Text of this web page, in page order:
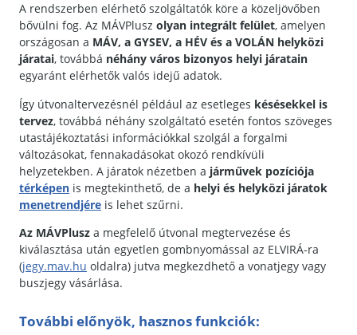
A rendszerben elérhető szolgáltatók köre a közeljövőben
bővülni fog. Az MÁVPlusz olyan integrált felület, amelyen
országosan a MÁV, a GYSEV, a HÉV és a VOLÁN helyközi
járatai, továbbá néhány város bizonyos helyi járatain
egyaránt elérhetők valós idejű adatok.
Így útvonaltervezésnél például az esetleges késésekkel is
tervez, továbbá néhány szolgáltató esetén fontos szöveges
utastájékoztatási információkkal szolgál a forgalmi
változásokat, fennakadásokat okozó rendkívüli
helyzetekben. A járatok nézetben a járművek pozíciója
térképen is megtekinthető, de a helyi és helyközi járatok
menetrendjére is lehet szűrni.
Az MÁVPlusz a megfelelő útvonal megtervezése és
kiválasztása után egyetlen gombnyomással az ELVIRÁ-ra
(jegy.mav.hu oldalra) jutva megkezdhető a vonatjegy vagy
buszjegy vásárlása.
További előnyök, hasznos funkciók: